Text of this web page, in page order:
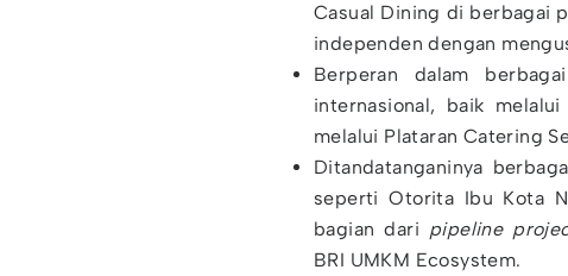
Casual Dining di berbagai
independen dengan
Berperan dalam
internasional, baik
melalui Plataran Catering
Ditandatanganinya
seperti Otorita Ibu Kota
bagian dari pipeline
BRI UMKM Ecosystem.